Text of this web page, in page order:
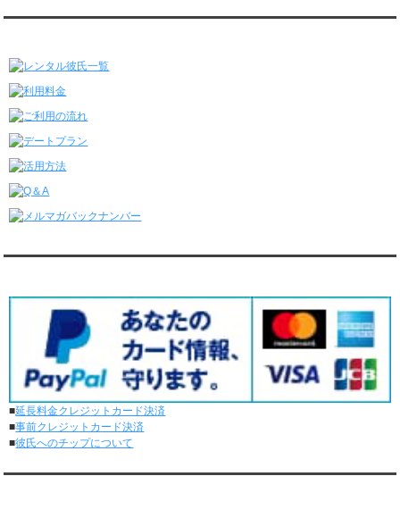
レンタル彼氏と3回のオンラインデートがありました。
レンタル彼氏と2回のオンラインデートがありました。
6/15～6/21
レンタル彼氏と4回のオンラインデートがありました。
6/8～6/14
レンタル彼氏と161回の通常デートがありました。
レンタル彼氏と3回のオンラインデートがありました。
6/1～6/7
レンタル彼氏と165回の通常デートがありました。
レンタル彼氏と153回の通常デートがありました。
レンタル彼氏と1回のオンラインデートがありました。
5/11～5/17
レンタル彼氏と164回の通常デートがありました。
レンタル彼氏と2回のオンラインデートがありました。
5/4～5/10
レンタル彼氏と151回の通常デートがありました。
レンタル彼氏と2回のオンラインデートがありました。
■延長料金クレジットカード決済
■事前クレジットカード決済
■彼氏へのチップについて